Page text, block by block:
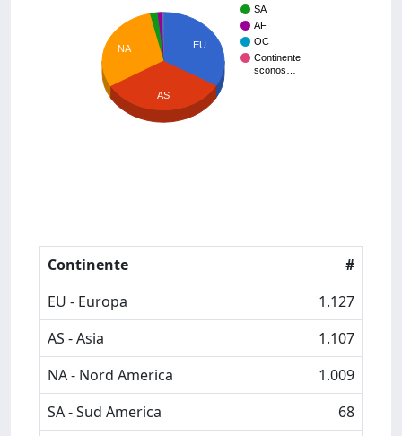
SA
AF
OC
Continente
sconos…
EU
NA
AS
Continente
#
EU - Europa
1.127
AS - Asia
1.107
NA - Nord America
1.009
SA - Sud America
68